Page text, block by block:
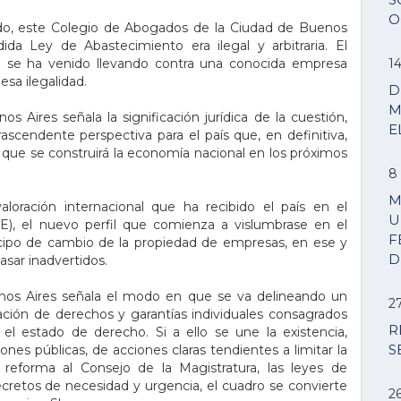
este Colegio de Abogados de la Ciudad de Buenos
Ley de Abastecimiento era ilegal y arbitraria. El
ha venido llevando contra una conocida empresa
ilegalidad.
Aires señala la significación jurídica de la cuestión,
perspectiva para el país que, en definitiva,
se construirá la economía nacional en los próximos
internacional que ha recibido el país en el
el nuevo perfil que comienza a vislumbrase en el
de cambio de la propiedad de empresas, en ese y
inadvertidos.
Aires señala el modo en que se va delineando un
de derechos y garantías individuales consagrados
estado de derecho. Si a ello se une la existencia,
públicas, de acciones claras tendientes a limitar la
al Consejo de la Magistratura, las leyes de
de necesidad y urgencia, el cuadro se convierte
8